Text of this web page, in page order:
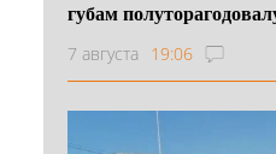
губам
7 августа 19:06